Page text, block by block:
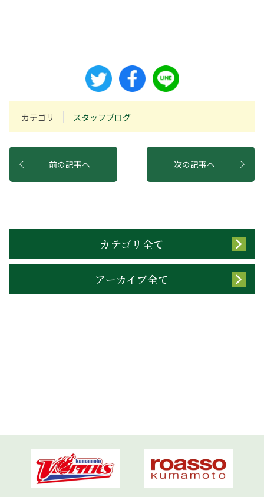
カテゴリ スタッフブログ
前の記事へ 次の記事へ
カテゴリ全て
アーカイブ全て